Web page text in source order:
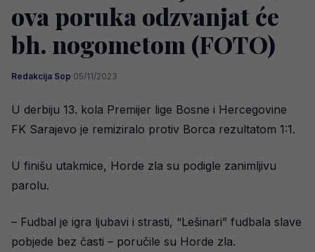
ova poruka odzvanjat će
bh. nogometom (FOTO)
Redakcija Sop·05/11/2023
U derbiju 13. kola Premijer lige Bosne i Hercegovine
FK Sarajevo je remiziralo protiv Borca rezultatom 1:1.
U finišu utakmice, Horde zla su podigle zanimljivu
parolu.
– Fudbal je igra ljubavi i strasti, “Lešinari” fudbala slave
pobjede bez časti – poručile su Horde zla.